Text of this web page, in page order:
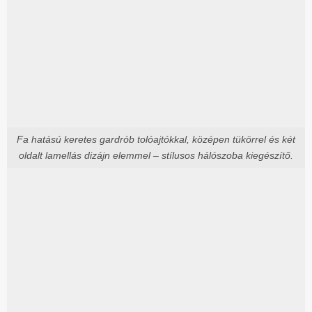
Fa hatású keretes gardrób tolóajtókkal, középen tükörrel és két
oldalt lamellás dizájn elemmel – stílusos hálószoba kiegészítő.